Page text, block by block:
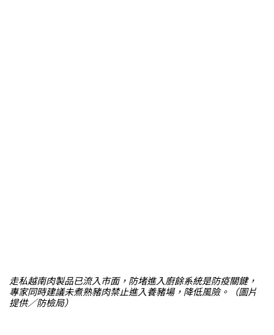
走私越南肉製品已流入市面，防堵進入廚餘系統是防疫關鍵，
專家同時建議未煮熟豬肉禁止進入養豬場，降低風險。（圖片
提供／防檢局）